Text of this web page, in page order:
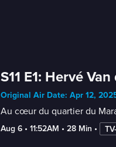
S11 E1: Hervé
Original Air Date: Apr 12,
Au cœur du quartier du
Aug 6 • 11:52AM • 28 Min •